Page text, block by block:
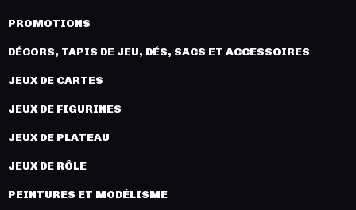
PROMOTIONS
DÉCORS, TAPIS DE JEU, DÉS, SACS ET ACCESSOIRES
JEUX DE CARTES
JEUX DE FIGURINES
JEUX DE PLATEAU
JEUX DE RÔLE
PEINTURES ET MODÉLISME